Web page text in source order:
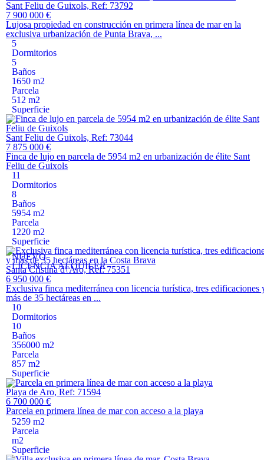
Sant Feliu de Guixols, Ref: 73792
7 900 000 €
Lujosa propiedad en construcción en primera línea de mar en la
exclusiva urbanización de Punta Brava, ...
5
Dormitorios
5
Baños
1650 m2
Parcela
512 m2
Superficie
Sant Feliu de Guixols, Ref: 73044
7 875 000 €
Finca de lujo en parcela de 5954 m2 en urbanización de élite Sant
Feliu de Guixols
11
Dormitorios
8
Baños
5954 m2
Parcela
1220 m2
Superficie
NUEVO
LICENCIA ALQUILER
Santa Cristina d\'Aro, Ref: 75351
6 950 000 €
Exclusiva finca mediterránea con licencia turística, tres edificaciones
más de 35 hectáreas en ...
10
Dormitorios
10
Baños
356000 m2
Parcela
857 m2
Superficie
Playa de Aro, Ref: 71594
6 700 000 €
Parcela en primera línea de mar con acceso a la playa
5259 m2
Parcela
m2
Superficie